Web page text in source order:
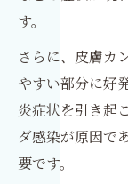
す。
さらに、皮膚カ
やすい部分に好
炎症状を引き起
ダ感染が原因で
要です。